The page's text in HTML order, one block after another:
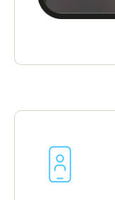
Sweden
Norway
Finland
Enregistrer la